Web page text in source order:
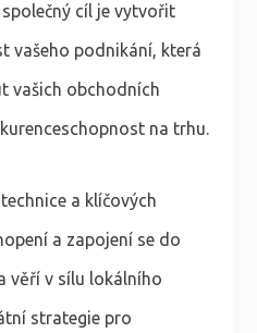
cíl je vytvořit
vašeho podnikání, která
vašich obchodních
na trhu.
a klíčových
a zapojení se do
věří v sílu lokálního
strategie pro